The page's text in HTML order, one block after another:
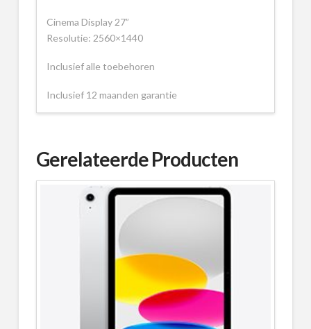
Cinema Display 27”
Resolutie: 2560×1440
Inclusief alle toebehoren
Inclusief 12 maanden garantie
Gerelateerde Producten